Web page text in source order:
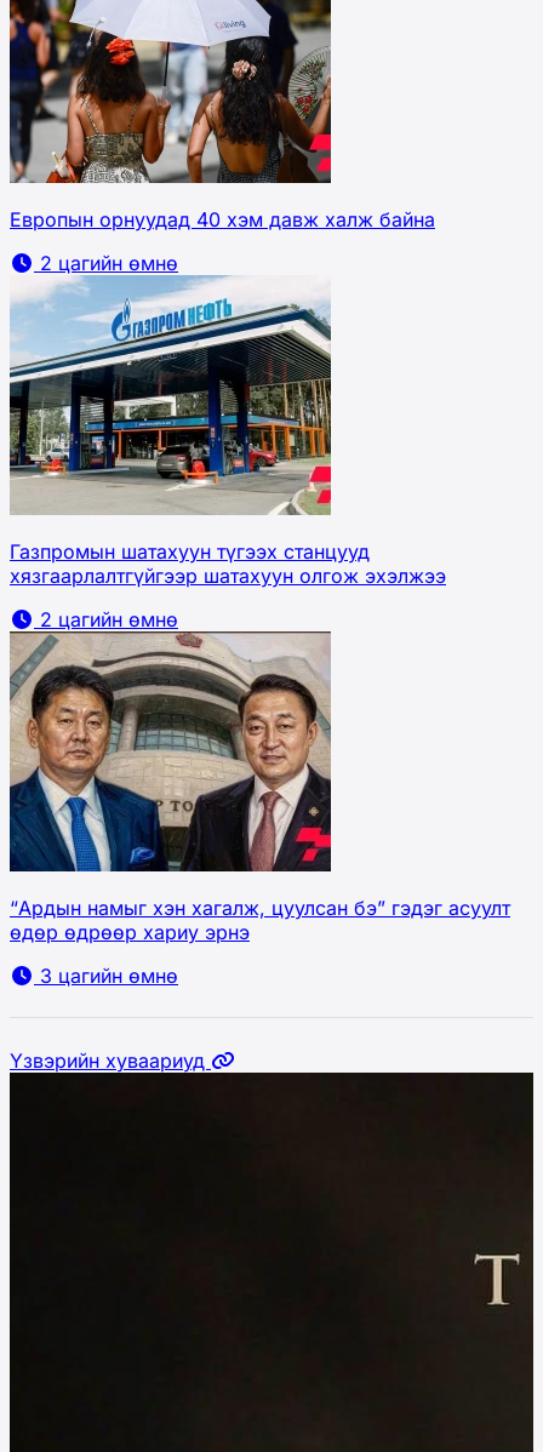
Европын орнуудад 40 хэм давж халж байна
2 цагийн өмнө
Газпромын шатахуун түгээх станцууд
хязгаарлалтгүйгээр шатахуун олгож эхэлжээ
2 цагийн өмнө
“Ардын намыг хэн хагалж, цуулсан бэ” гэдэг асуулт
өдөр өдрөөр хариу эрнэ
3 цагийн өмнө
Үзвэрийн хуваариуд